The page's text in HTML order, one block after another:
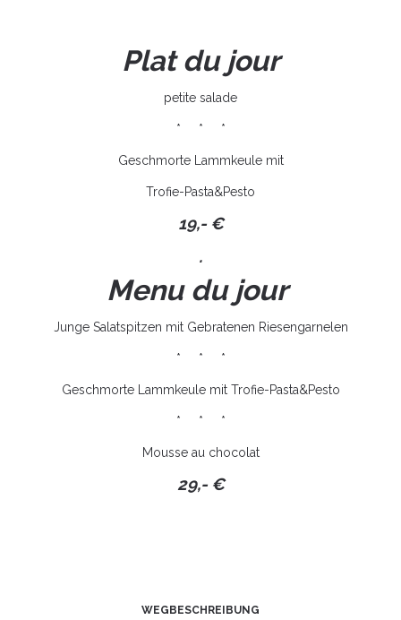
Plat du jour
petite salade
* * *
Geschmorte Lammkeule mit
Trofie-Pasta&Pesto
19,- €
.
Menu du jour
Junge Salatspitzen mit Gebratenen Riesengarnelen
* * *
Geschmorte Lammkeule mit Trofie-Pasta&Pesto
* * *
Mousse au chocolat
29,- €
WEGBESCHREIBUNG